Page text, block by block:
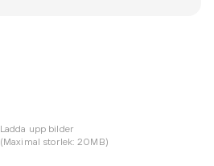
Ladda upp bilder
(Maximal storlek: 20MB)